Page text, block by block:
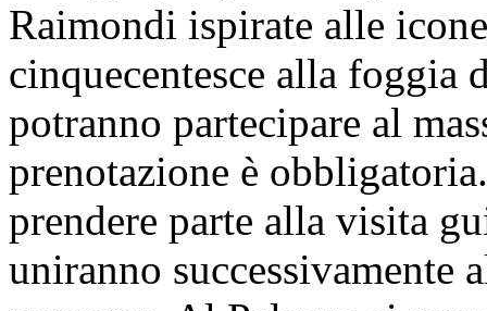
Raimondi ispirate alle
cinquecentesce alla foggia
potranno partecipare al
prenotazione è
prendere parte alla visita
uniranno successivamente